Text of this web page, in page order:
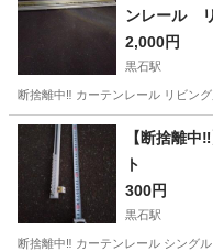
ンレール
2,000円
黒石駅
断捨離中‼️ カーテンレール リビン
青森 黒石市 黒石駅
【断捨離
ト
300円
黒石駅
断捨離中‼️ カーテンレール シング